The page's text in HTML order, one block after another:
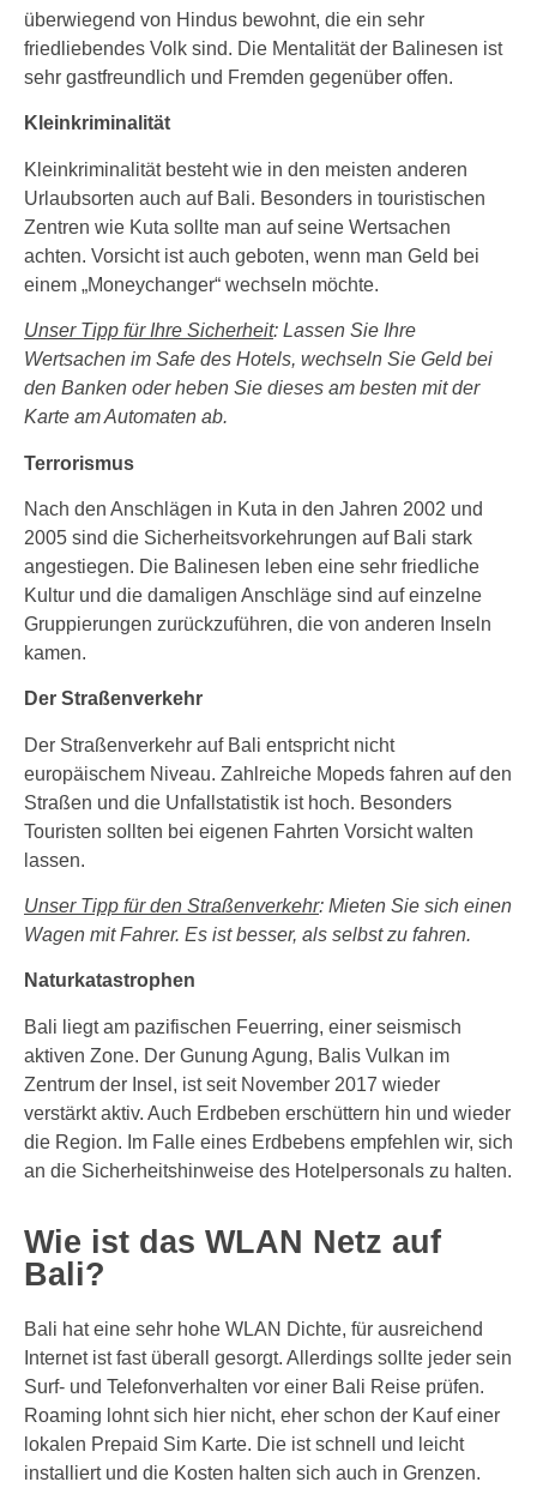
überwiegend von Hindus bewohnt, die ein sehr
friedliebendes Volk sind. Die Mentalität der Balinesen ist
sehr gastfreundlich und Fremden gegenüber offen.
Kleinkriminalität
Kleinkriminalität besteht wie in den meisten anderen
Urlaubsorten auch auf Bali. Besonders in touristischen
Zentren wie Kuta sollte man auf seine Wertsachen
achten. Vorsicht ist auch geboten, wenn man Geld bei
einem „Moneychanger“ wechseln möchte.
Unser Tipp für Ihre Sicherheit: Lassen Sie Ihre
Wertsachen im Safe des Hotels, wechseln Sie Geld bei
den Banken oder heben Sie dieses am besten mit der
Karte am Automaten ab.
Terrorismus
Nach den Anschlägen in Kuta in den Jahren 2002 und
2005 sind die Sicherheitsvorkehrungen auf Bali stark
angestiegen. Die Balinesen leben eine sehr friedliche
Kultur und die damaligen Anschläge sind auf einzelne
Gruppierungen zurückzuführen, die von anderen Inseln
kamen.
Der Straßenverkehr
Der Straßenverkehr auf Bali entspricht nicht
europäischem Niveau. Zahlreiche Mopeds fahren auf den
Straßen und die Unfallstatistik ist hoch. Besonders
Touristen sollten bei eigenen Fahrten Vorsicht walten
lassen.
Unser Tipp für den Straßenverkehr: Mieten Sie sich einen
Wagen mit Fahrer. Es ist besser, als selbst zu fahren.
Naturkatastrophen
Bali liegt am pazifischen Feuerring, einer seismisch
aktiven Zone. Der Gunung Agung, Balis Vulkan im
Zentrum der Insel, ist seit November 2017 wieder
verstärkt aktiv. Auch Erdbeben erschüttern hin und wieder
die Region. Im Falle eines Erdbebens empfehlen wir, sich
an die Sicherheitshinweise des Hotelpersonals zu halten.
Wie ist das WLAN Netz auf
Bali?
Bali hat eine sehr hohe WLAN Dichte, für ausreichend
Internet ist fast überall gesorgt. Allerdings sollte jeder sein
Surf- und Telefonverhalten vor einer Bali Reise prüfen.
Roaming lohnt sich hier nicht, eher schon der Kauf einer
lokalen Prepaid Sim Karte. Die ist schnell und leicht
installiert und die Kosten halten sich auch in Grenzen.